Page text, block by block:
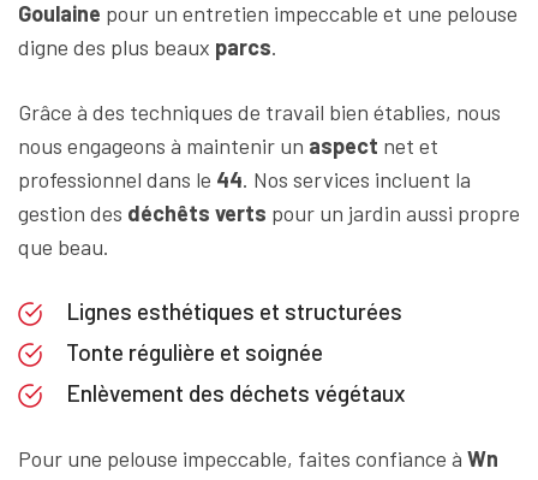
Goulaine pour un entretien impeccable et une pelouse
digne des plus beaux parcs.
Grâce à des techniques de travail bien établies, nous
nous engageons à maintenir un aspect net et
professionnel dans le 44. Nos services incluent la
gestion des déchêts verts pour un jardin aussi propre
que beau.
Lignes esthétiques et structurées
Tonte régulière et soignée
Enlèvement des déchets végétaux
Pour une pelouse impeccable, faites confiance à Wn